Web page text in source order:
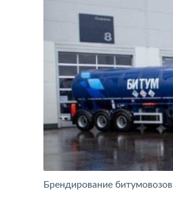
Брендирование битумовозов